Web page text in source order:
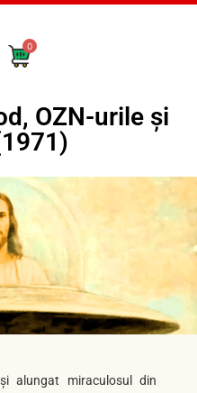
0
OZN-urile și
alungat miraculosul din